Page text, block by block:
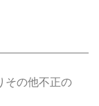
その他不正の